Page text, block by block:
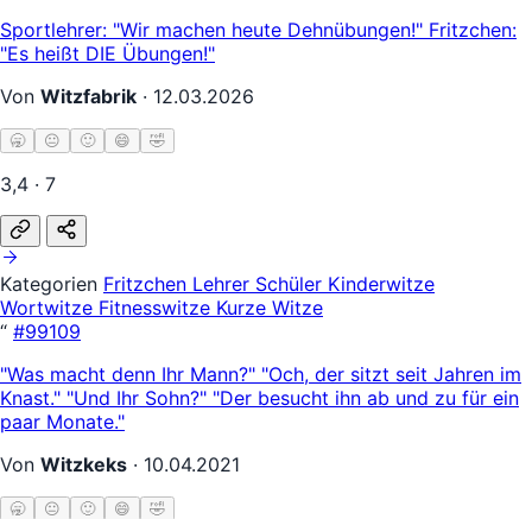
Sportlehrer: "Wir machen heute Dehnübungen!" Fritzchen:
"Es heißt DIE Übungen!"
Von Witzfabrik · 12.03.2026
🥱 😐 🙂 😄 🤣
3,4 · 7
Kategorien Fritzchen Lehrer Schüler Kinderwitze
Wortwitze Fitnesswitze Kurze Witze
“ #99109
"Was macht denn Ihr Mann?" "Och, der sitzt seit Jahren im
Knast." "Und Ihr Sohn?" "Der besucht ihn ab und zu für ein
paar Monate."
Von Witzkeks · 10.04.2021
🥱 😐 🙂 😄 🤣